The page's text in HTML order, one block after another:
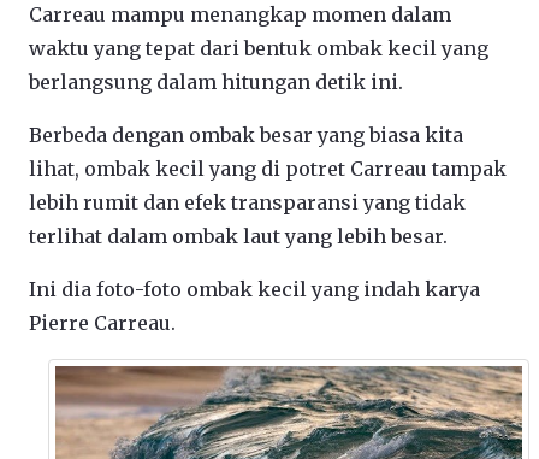
Carreau mampu menangkap momen dalam
waktu yang tepat dari bentuk ombak kecil yang
berlangsung dalam hitungan detik ini.
Berbeda dengan ombak besar yang biasa kita
lihat, ombak kecil yang di potret Carreau tampak
lebih rumit dan efek transparansi yang tidak
terlihat dalam ombak laut yang lebih besar.
Ini dia foto-foto ombak kecil yang indah karya
Pierre Carreau.